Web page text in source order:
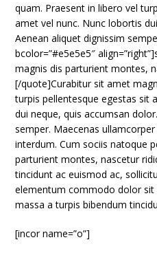
quam. Praesent in libero vel
amet vel nunc. Nunc lobortis
Aenean aliquet dignissim
bcolor=”#e5e5e5″
magnis dis parturient montes,
[/quote]Curabitur sit amet
turpis pellentesque egestas sit
dui neque, quis accumsan
semper. Maecenas
interdum. Cum sociis natoque
parturient montes, nascetur
tincidunt ac euismod ac,
elementum commodo dolor sit
massa a turpis bibendum
[incor name=”o”]